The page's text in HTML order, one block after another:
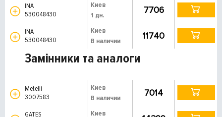
INA
530048430
Киев
1 дн.
7706
INA
530048430
Киев
В наличии
11740
Замінники та аналоги
Metelli
3007583
Киев
В наличии
7014
GATES
Киев